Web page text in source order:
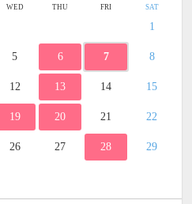
WED THU FRI SAT
1
5 6 7 8
12 13 14 15
19 20 21 22
26 27 28 29